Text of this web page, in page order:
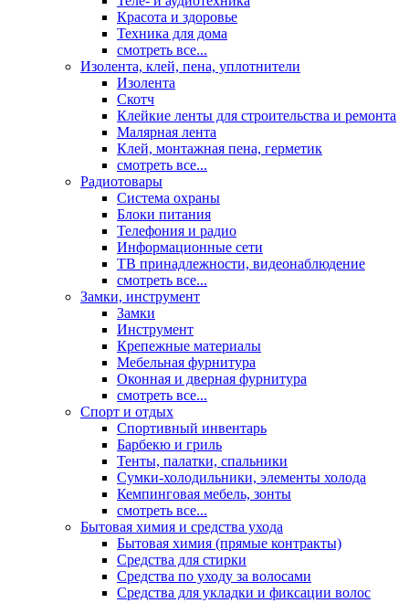
Красота и здоровье
Техника для дома
смотреть все...
Изолента, клей, пена, уплотнители
Изолента
Скотч
Клейкие ленты для строительства и ремонта
Малярная лента
Клей, монтажная пена, герметик
смотреть все...
Радиотовары
Система охраны
Блоки питания
Телефония и радио
Информационные сети
ТВ принадлежности, видеонаблюдение
смотреть все...
Замки, инструмент
Замки
Инструмент
Крепежные материалы
Мебельная фурнитура
Оконная и дверная фурнитура
смотреть все...
Спорт и отдых
Спортивный инвентарь
Барбекю и гриль
Тенты, палатки, спальники
Сумки-холодильники, элементы холода
Кемпинговая мебель, зонты
смотреть все...
Бытовая химия и средства ухода
Бытовая химия (прямые контракты)
Средства для стирки
Средства по уходу за волосами
Средства для укладки и фиксации волос